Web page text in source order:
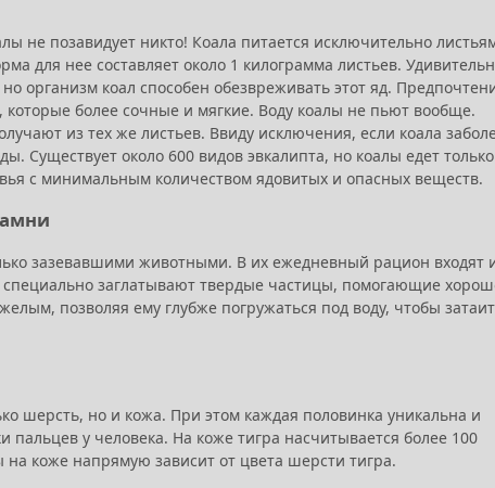
не позавидует никто! Коала питается исключительно
для нее составляет около 1 килограмма листьев.
организм коал способен обезвреживать этот яд.
более сочные и мягкие. Воду коалы не пьют вообще.
из тех же листьев. Ввиду исключения, если коала
Существует около 600 видов эвкалипта, но коалы едет
с минимальным количеством ядовитых и опасных веществ.
зазевавшими животными. В их ежедневный рацион входят
заглатывают твердые частицы, помогающие
позволяя ему глубже погружаться под воду, чтобы
шерсть, но и кожа. При этом каждая половинка уникальна и
пальцев у человека. На коже тигра насчитывается более 100
коже напрямую зависит от цвета шерсти тигра.